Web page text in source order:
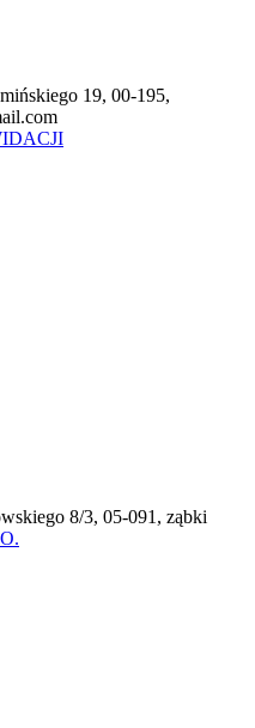
19, 00-195,
8/3, 05-091, ząbki